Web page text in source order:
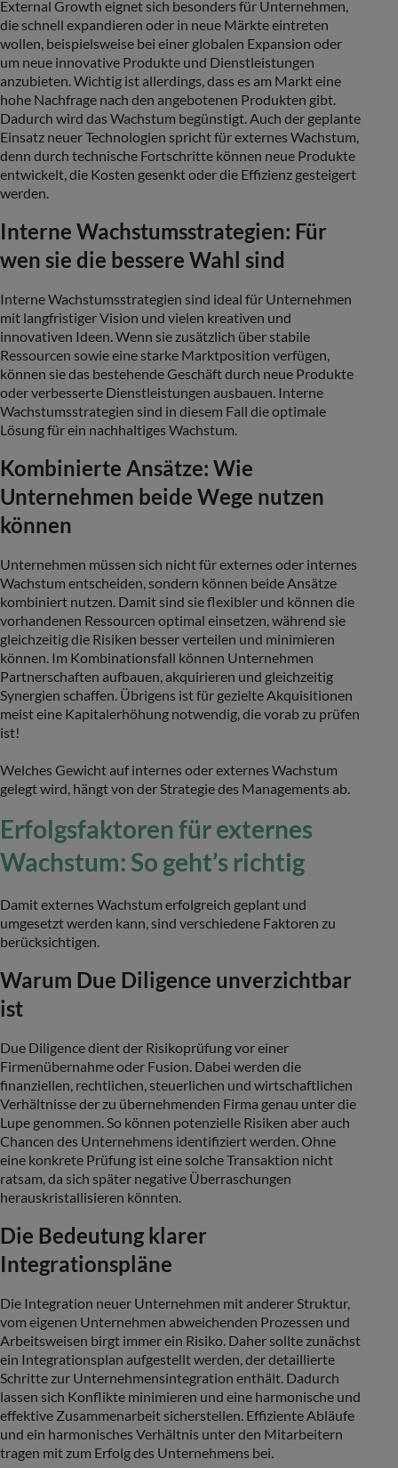
External Growth eignet sich besonders für Unternehmen,
die schnell expandieren oder in neue Märkte eintreten
wollen, beispielsweise bei einer globalen Expansion oder
um neue innovative Produkte und Dienstleistungen
anzubieten. Wichtig ist allerdings, dass es am Markt eine
hohe Nachfrage nach den angebotenen Produkten gibt.
Dadurch wird das Wachstum begünstigt. Auch der geplante
Einsatz neuer Technologien spricht für externes Wachstum,
denn durch technische Fortschritte können neue Produkte
entwickelt, die Kosten gesenkt oder die Effizienz gesteigert
werden.
Interne Wachstumsstrategien: Für
wen sie die bessere Wahl sind
Interne Wachstumsstrategien sind ideal für Unternehmen
mit langfristiger Vision und vielen kreativen und
innovativen Ideen. Wenn sie zusätzlich über stabile
Ressourcen sowie eine starke Marktposition verfügen,
können sie das bestehende Geschäft durch neue Produkte
oder verbesserte Dienstleistungen ausbauen. Interne
Wachstumsstrategien sind in diesem Fall die optimale
Lösung für ein nachhaltiges Wachstum.
Kombinierte Ansätze: Wie
Unternehmen beide Wege nutzen
können
Unternehmen müssen sich nicht für externes oder internes
Wachstum entscheiden, sondern können beide Ansätze
kombiniert nutzen. Damit sind sie flexibler und können die
vorhandenen Ressourcen optimal einsetzen, während sie
gleichzeitig die Risiken besser verteilen und minimieren
können. Im Kombinationsfall können Unternehmen
Partnerschaften aufbauen, akquirieren und gleichzeitig
Synergien schaffen. Übrigens ist für gezielte Akquisitionen
meist eine Kapitalerhöhung notwendig, die vorab zu prüfen
ist!
Welches Gewicht auf internes oder externes Wachstum
gelegt wird, hängt von der Strategie des Managements ab.
Erfolgsfaktoren für externes
Wachstum: So geht’s richtig
Damit externes Wachstum erfolgreich geplant und
umgesetzt werden kann, sind verschiedene Faktoren zu
berücksichtigen.
Warum Due Diligence unverzichtbar
ist
Due Diligence dient der Risikoprüfung vor einer
Firmenübernahme oder Fusion. Dabei werden die
finanziellen, rechtlichen, steuerlichen und wirtschaftlichen
Verhältnisse der zu übernehmenden Firma genau unter die
Lupe genommen. So können potenzielle Risiken aber auch
Chancen des Unternehmens identifiziert werden. Ohne
eine konkrete Prüfung ist eine solche Transaktion nicht
ratsam, da sich später negative Überraschungen
herauskristallisieren könnten.
Die Bedeutung klarer
Integrationspläne
Die Integration neuer Unternehmen mit anderer Struktur,
vom eigenen Unternehmen abweichenden Prozessen und
Arbeitsweisen birgt immer ein Risiko. Daher sollte zunächst
ein Integrationsplan aufgestellt werden, der detaillierte
Schritte zur Unternehmensintegration enthält. Dadurch
lassen sich Konflikte minimieren und eine harmonische und
effektive Zusammenarbeit sicherstellen. Effiziente Abläufe
und ein harmonisches Verhältnis unter den Mitarbeitern
tragen mit zum Erfolg des Unternehmens bei.